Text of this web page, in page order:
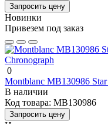
Запросить цену
Новинки
Привезем под заказ
0
Montblanc MB130986
В наличии
Код товара: MB130986
Запросить цену